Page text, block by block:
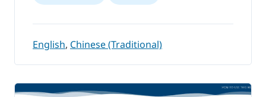
English, Chinese (Traditional)